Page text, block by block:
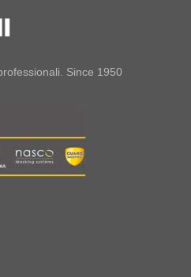
Since 1950